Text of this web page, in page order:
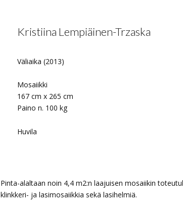
Kristiina Lempiäinen-Trzaska
Väliaika (2013)
Mosaiikki
167 cm x 265 cm
Paino n. 100 kg
Huvila
Pinta-alaltaan noin 4,4 m2:n laajuisen mosaiikin
klinkkeri- ja lasimosaiikkia sekä lasihelmiä.